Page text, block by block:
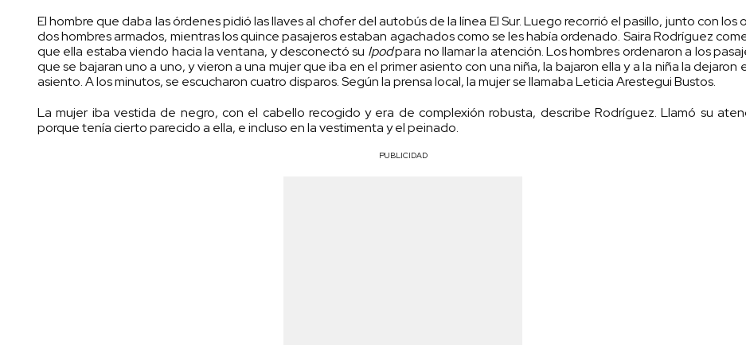
El hombre que daba las órdenes pidió las llaves al chofer del autobús de la línea El Sur. Luego recorrió el pasillo, junto con los
dos hombres armados, mientras los quince pasajeros estaban agachados como se les había ordenado. Saira Rodríguez
que ella estaba viendo hacia la ventana, y desconectó su Ipodpara no llamar la atención. Los hombres ordenaron a los
que se bajaran uno a uno, y vieron a una mujer que iba en el primer asiento con una niña, la bajaron ella y a la niña la dejaron
asiento. A los minutos, se escucharon cuatro disparos. Según la prensa local, la mujer se llamaba Leticia Arestegui Bustos.
La mujer iba vestida de negro, con el cabello recogido y era de complexión robusta, describe Rodríguez. Llamó su
porque tenía cierto parecido a ella, e incluso en la vestimenta y el peinado.
PUBLICIDAD